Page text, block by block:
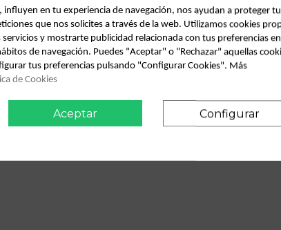
Fecha disponible: 2022-05-18
Descripción
Recambio de filtro aire para citroen
9634107180 9628427080
influyen en tu experiencia de navegación, nos ayudan a proteger tu
que nos solicites a través de la web. Utilizamos cookies
y mostrarte publicidad relacionada con tus preferencias en
de navegación. Puedes "Aceptar" o "Rechazar" aquellas
tus preferencias pulsando "Configurar Cookies". Más
de Cookies
Aceptar Configurar